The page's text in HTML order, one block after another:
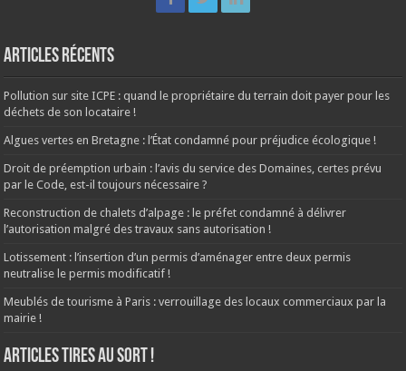
Articles récents
Pollution sur site ICPE : quand le propriétaire du terrain doit payer pour les
déchets de son locataire !
Algues vertes en Bretagne : l’État condamné pour préjudice écologique !
Droit de préemption urbain : l’avis du service des Domaines, certes prévu
par le Code, est-il toujours nécessaire ?
Reconstruction de chalets d’alpage : le préfet condamné à délivrer
l’autorisation malgré des travaux sans autorisation !
Lotissement : l’insertion d’un permis d’aménager entre deux permis
neutralise le permis modificatif !
Meublés de tourisme à Paris : verrouillage des locaux commerciaux par la
mairie !
ARTICLES TIRES AU SORT !